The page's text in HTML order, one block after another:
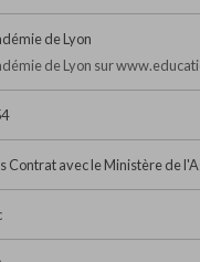
de Lyon
de Lyon sur
Contrat avec le Ministère de